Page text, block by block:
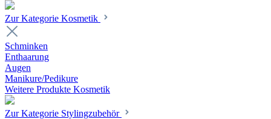
Zur Kategorie Kosmetik
Schminken
Enthaarung
Augen
Manikure/Pedikure
Weitere Produkte Kosmetik
Zur Kategorie Stylingzubehör